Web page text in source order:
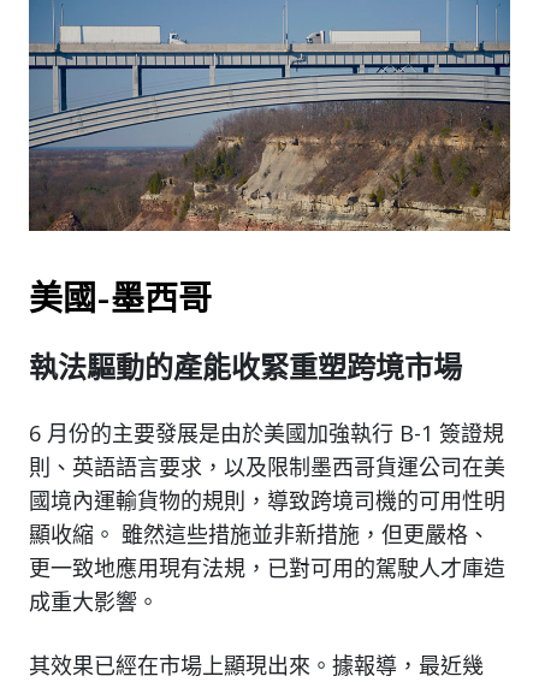
美國-墨西哥
執法驅動的產能收緊重塑跨境市場
6 月份的主要發展是由於美國加強執行 B-1 簽證規
則、英語語言要求，以及限制墨西哥貨運公司在美
國境內運輸貨物的規則，導致跨境司機的可用性明
顯收縮。 雖然這些措施並非新措施，但更嚴格、
更一致地應用現有法規，已對可用的駕駛人才庫造
成重大影響。
其效果已經在市場上顯現出來。據報導，最近幾